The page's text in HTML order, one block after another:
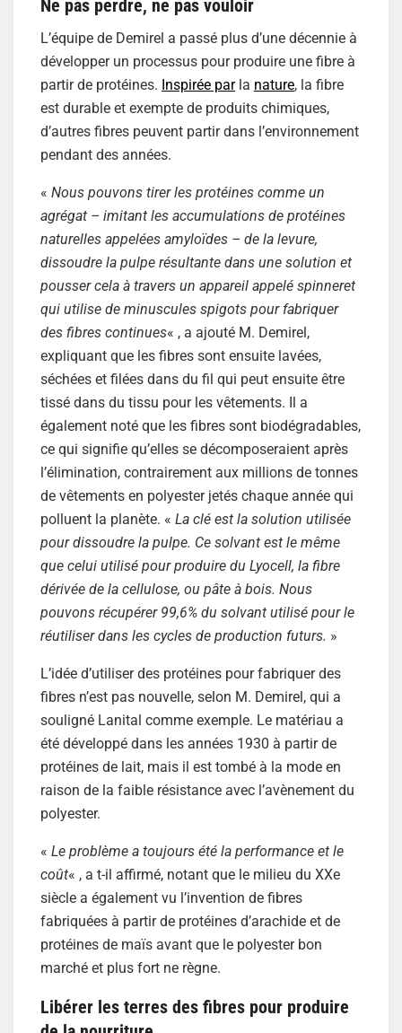
Ne pas perdre, ne pas vouloir
L’équipe de Demirel a passé plus d’une décennie à
développer un processus pour produire une fibre à
partir de protéines. Inspirée parla nature, la fibre
est durable et exempte de produits chimiques,
d’autres fibres peuvent partir dans l’environnement
pendant des années.
« Nous pouvons tirer les protéines comme un
agrégat – imitant les accumulations de protéines
naturelles appelées amyloïdes – de la levure,
dissoudre la pulpe résultante dans une solution et
pousser cela à travers un appareil appelé spinneret
qui utilise de minuscules spigots pour fabriquer
des fibres continues« , a ajouté M. Demirel,
expliquant que les fibres sont ensuite lavées,
séchées et filées dans du fil qui peut ensuite être
tissé dans du tissu pour les vêtements. Il a
également noté que les fibres sont biodégradables,
ce qui signifie qu’elles se décomposeraient après
l’élimination, contrairement aux millions de tonnes
de vêtements en polyester jetés chaque année qui
polluent la planète. « La clé est la solution utilisée
pour dissoudre la pulpe. Ce solvant est le même
que celui utilisé pour produire du Lyocell, la fibre
dérivée de la cellulose, ou pâte à bois. Nous
pouvons récupérer 99,6% du solvant utilisé pour le
réutiliser dans les cycles de production futurs. »
L’idée d’utiliser des protéines pour fabriquer des
fibres n’est pas nouvelle, selon M. Demirel, qui a
souligné Lanital comme exemple. Le matériau a
été développé dans les années 1930 à partir de
protéines de lait, mais il est tombé à la mode en
raison de la faible résistance avec l’avènement du
polyester.
« Le problème a toujours été la performance et le
coût« , a t-il affirmé, notant que le milieu du XXe
siècle a également vu l’invention de fibres
fabriquées à partir de protéines d’arachide et de
protéines de maïs avant que le polyester bon
marché et plus fort ne règne.
Libérer les terres des fibres pour produire